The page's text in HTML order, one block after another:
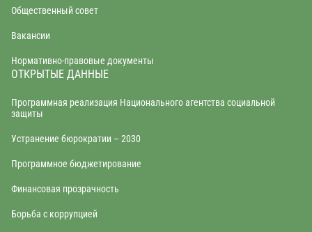
Общественный совет
Вакансии
Нормативно-правовые документы
ОТКРЫТЫЕ ДАННЫЕ
Программная реализация Национального агентства социальной
защиты
Устранение бюрократии – 2030
Программное бюджетирование
Финансовая прозрачность
Борьба с коррупцией